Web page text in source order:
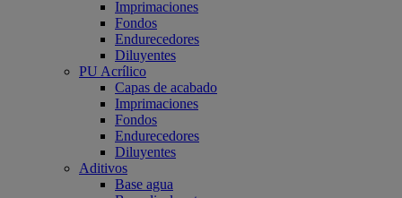
Imprimaciones
Fondos
Endurecedores
Diluyentes
PU Acrílico
Capas de acabado
Imprimaciones
Fondos
Endurecedores
Diluyentes
Aditivos
Base agua